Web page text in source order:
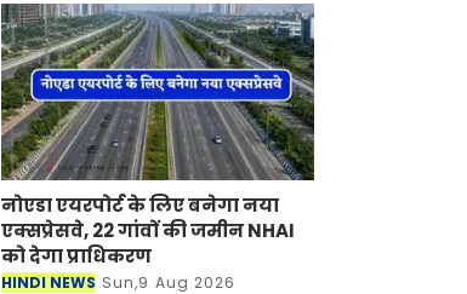
बता दें की बिजली
नोएडा एयरपोर्ट के लिए बनेगा नया
एक्सप्रेसवे, 22 गांवों की जमीन NHAI
को देगा प्राधिकरण
HINDI NEWS Sun,9 Aug 2026